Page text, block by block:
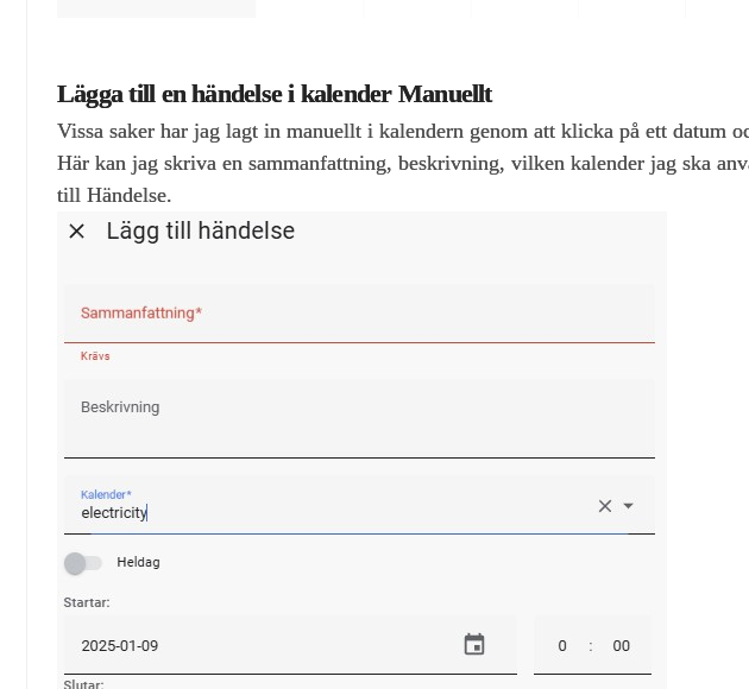
Lägga till en händelse i kalender Manuellt
Vissa saker har jag lagt in manuellt i kalendern genom att klicka på ett datum
Här kan jag skriva en sammanfattning, beskrivning, vilken kalender jag ska
till Händelse.